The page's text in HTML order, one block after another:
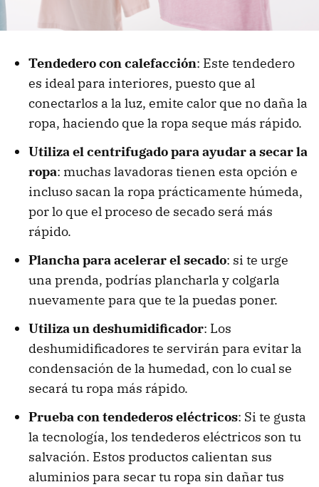
Tendedero con calefacción: Este tendedero
es ideal para interiores, puesto que al
conectarlos a la luz, emite calor que no daña la
ropa, haciendo que la ropa seque más rápido.
Utiliza el centrifugado para ayudar a secar la
ropa: muchas lavadoras tienen esta opción e
incluso sacan la ropa prácticamente húmeda,
por lo que el proceso de secado será más
rápido.
Plancha para acelerar el secado: si te urge
una prenda, podrías plancharla y colgarla
nuevamente para que te la puedas poner.
Utiliza un deshumidificador: Los
deshumidificadores te servirán para evitar la
condensación de la humedad, con lo cual se
secará tu ropa más rápido.
Prueba con tendederos eléctricos: Si te gusta
la tecnología, los tendederos eléctricos son tu
salvación. Estos productos calientan sus
aluminios para secar tu ropa sin dañar tus